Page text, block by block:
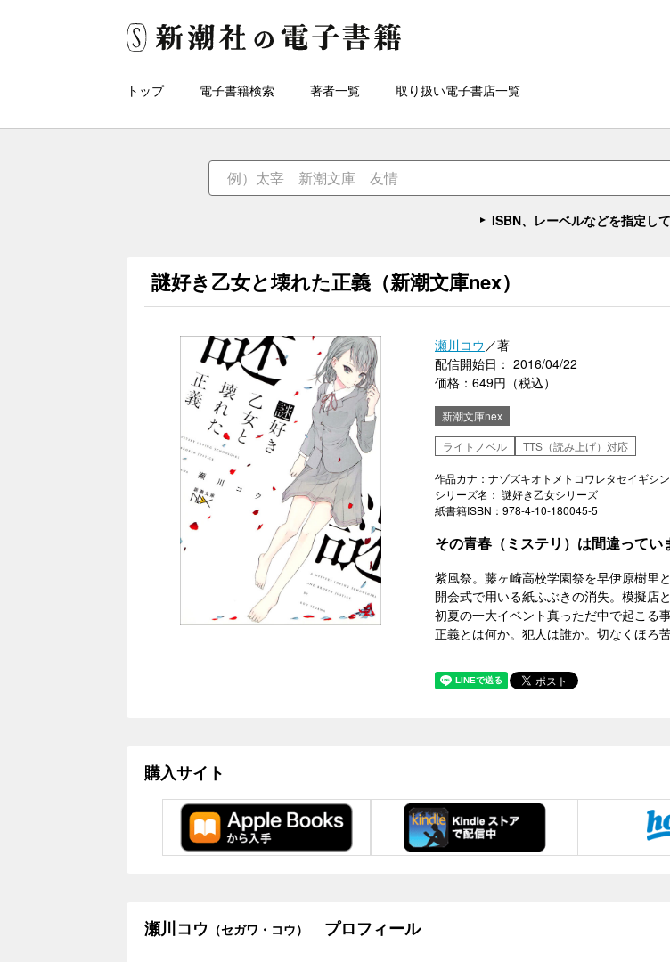
トップ 電子書籍検索 著者一覧 取り扱い電子書店一覧
ISBN、レーベルなどを指定し
謎好き乙女と壊れた正義（新潮文庫nex）
瀬川コウ ／著
配信開始日： 2016/04/22
価格：649円（税込）
新潮文庫nex
ライトノベル
TTS（読み上げ）対応
作品カナ：ナゾズキオトメトコワレタセイギシ
シリーズ名： 謎好き乙女シリーズ
紙書籍ISBN：978-4-10-180045-5
その青春（ミステリ）は間違ってい
紫風祭。藤ヶ崎高校学園祭を早伊原樹里
開会式で用いる紙ふぶきの消失。模擬店
初夏の一大イベント真っただ中で起こる
正義とは何か。犯人は誰か。切なくほろ
購入サイト
瀬川コウ （セガワ・コウ） プロフィール